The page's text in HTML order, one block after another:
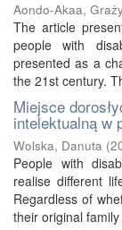
Aondo-Akaa,
The article
people with
presented as a
the 21st century.
Miejsce
intelektualną w
Wolska, Danuta (
People with
realise different
Regardless of
their original family